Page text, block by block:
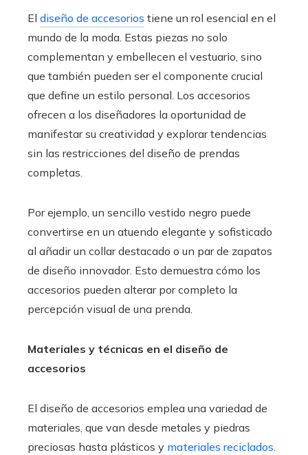
El diseño de accesorios tiene un rol esencial en el
mundo de la moda. Estas piezas no solo
complementan y embellecen el vestuario, sino
que también pueden ser el componente crucial
que define un estilo personal. Los accesorios
ofrecen a los diseñadores la oportunidad de
manifestar su creatividad y explorar tendencias
sin las restricciones del diseño de prendas
completas.
Por ejemplo, un sencillo vestido negro puede
convertirse en un atuendo elegante y sofisticado
al añadir un collar destacado o un par de zapatos
de diseño innovador. Esto demuestra cómo los
accesorios pueden alterar por completo la
percepción visual de una prenda.
Materiales y técnicas en el diseño de
accesorios
El diseño de accesorios emplea una variedad de
materiales, que van desde metales y piedras
preciosas hasta plásticos y materiales reciclados.